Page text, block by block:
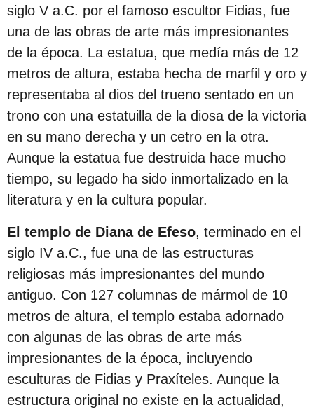
siglo V a.C. por el famoso escultor Fidias, fue
una de las obras de arte más impresionantes
de la época. La estatua, que medía más de 12
metros de altura, estaba hecha de marfil y oro y
representaba al dios del trueno sentado en un
trono con una estatuilla de la diosa de la victoria
en su mano derecha y un cetro en la otra.
Aunque la estatua fue destruida hace mucho
tiempo, su legado ha sido inmortalizado en la
literatura y en la cultura popular.
El templo de Diana de Efeso, terminado en el
siglo IV a.C., fue una de las estructuras
religiosas más impresionantes del mundo
antiguo. Con 127 columnas de mármol de 10
metros de altura, el templo estaba adornado
con algunas de las obras de arte más
impresionantes de la época, incluyendo
esculturas de Fidias y Praxíteles. Aunque la
estructura original no existe en la actualidad,